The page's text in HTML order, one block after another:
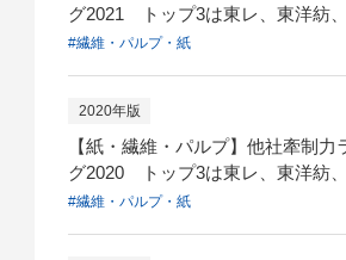
グ2021 トップ3は東レ、東洋紡
#繊維・パルプ・紙
2020年版
【紙・繊維・パルプ】他社牽制力
グ2020 トップ3は東レ、東洋紡
#繊維・パルプ・紙